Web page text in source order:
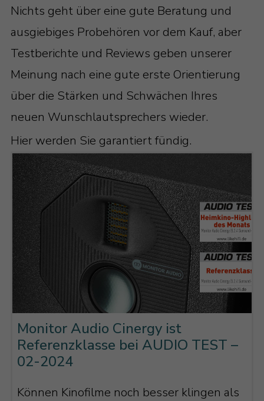
Nichts geht über eine gute Beratung und
ausgiebiges Probehören vor dem Kauf, aber
Testberichte und Reviews geben unserer
Meinung nach eine gute erste Orientierung
über die Stärken und Schwächen Ihres
neuen Wunschlautsprechers wieder.
Hier werden Sie garantiert fündig.
Monitor Audio Cinergy ist
Referenzklasse bei AUDIO TEST –
02-2024
Können Kinofilme noch besser klingen als